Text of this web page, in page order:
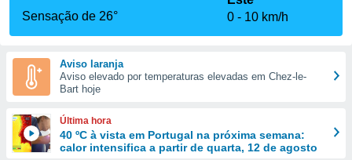
a este
das
e
forma
digital
Sensação de 26°
0
10 km/h
Aviso laranja
Aviso elevado por temperaturas elevadas em Chez-le-
Bart hoje
Última hora
40 ºC à vista em Portugal na próxima semana:
calor intensifica a partir de quarta, 12 de agosto